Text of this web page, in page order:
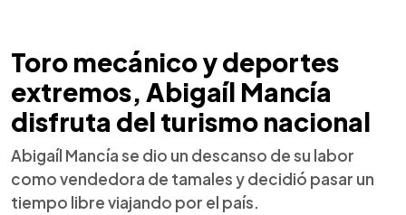
Toro mecánico y deportes
extremos, Abigaíl Mancía
disfruta del turismo nacional
Abigaíl Mancía se dio un descanso de su labor
como vendedora de tamales y decidió pasar un
tiempo libre viajando por el país.